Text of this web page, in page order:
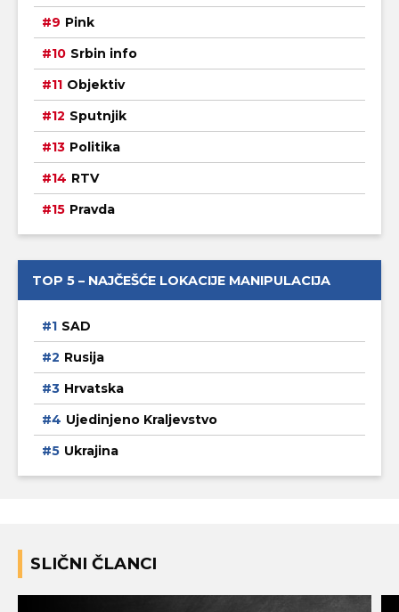
Pink
Srbin info
Objektiv
Sputnjik
Politika
RTV
Pravda
TOP 5 – NAJČEŠĆE LOKACIJE MANIPULACIJA
SAD
Rusija
Hrvatska
Ujedinjeno Kraljevstvo
Ukrajina
SLIČNI ČLANCI